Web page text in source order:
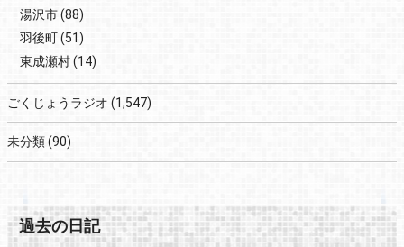
湯沢市(88)
羽後町(51)
東成瀬村(14)
ごくじょうラジオ (1,547)
未分類(90)
過去の日記